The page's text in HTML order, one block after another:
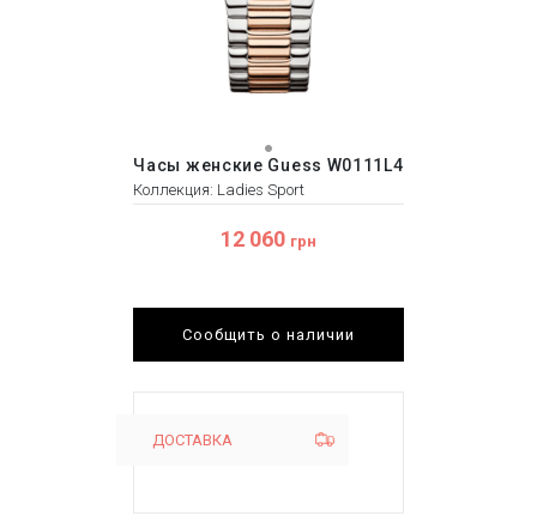
Часы женские Guess W0111L4
Коллекция: Ladies Sport
12 060 грн
Сообщить о наличии
ДОСТАВКА